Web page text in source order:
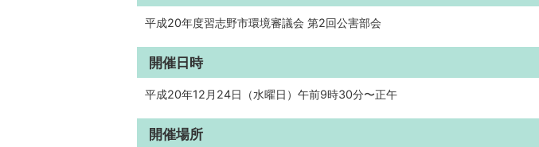
平成20年度習志野市環境審議会 第2回公害部会
開催日時
平成20年12月24日（水曜日）午前9時30分〜正午
開催場所